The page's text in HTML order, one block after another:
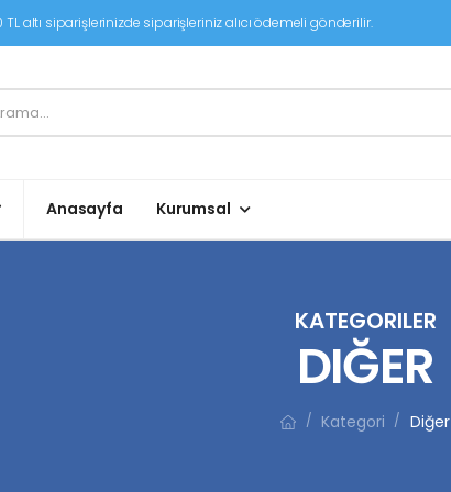
altı siparişlerinizde siparişleriniz alıcı ödemeli gönderilir.
Anasayfa Kurumsal
KATEGORILER
DIĞER
/ Kategori / Diğer